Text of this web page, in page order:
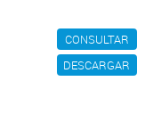
CONSULTAR
DESCARGAR